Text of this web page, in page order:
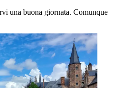
una buona giornata. Comunque